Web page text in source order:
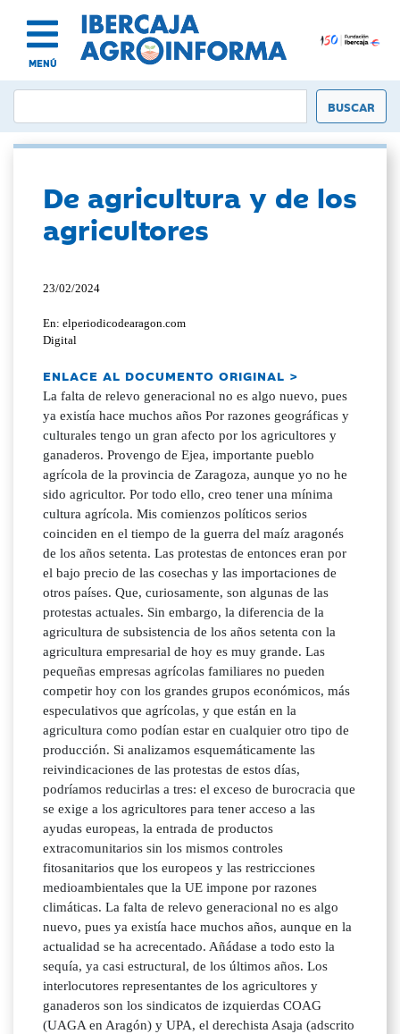
MENÚ
De agricultura y de los
agricultores
23/02/2024
En: elperiodicodearagon.com
Digital
ENLACE AL DOCUMENTO ORIGINAL >
La falta de relevo generacional no es algo nuevo, pues
ya existía hace muchos años Por razones geográficas y
culturales tengo un gran afecto por los agricultores y
ganaderos. Provengo de Ejea, importante pueblo
agrícola de la provincia de Zaragoza, aunque yo no he
sido agricultor. Por todo ello, creo tener una mínima
cultura agrícola. Mis comienzos políticos serios
coinciden en el tiempo de la guerra del maíz aragonés
de los años setenta. Las protestas de entonces eran por
el bajo precio de las cosechas y las importaciones de
otros países. Que, curiosamente, son algunas de las
protestas actuales. Sin embargo, la diferencia de la
agricultura de subsistencia de los años setenta con la
agricultura empresarial de hoy es muy grande. Las
pequeñas empresas agrícolas familiares no pueden
competir hoy con los grandes grupos económicos, más
especulativos que agrícolas, y que están en la
agricultura como podían estar en cualquier otro tipo de
producción. Si analizamos esquemáticamente las
reivindicaciones de las protestas de estos días,
podríamos reducirlas a tres: el exceso de burocracia que
se exige a los agricultores para tener acceso a las
ayudas europeas, la entrada de productos
extracomunitarios sin los mismos controles
fitosanitarios que los europeos y las restricciones
medioambientales que la UE impone por razones
climáticas. La falta de relevo generacional no es algo
nuevo, pues ya existía hace muchos años, aunque en la
actualidad se ha acrecentado. Añádase a todo esto la
sequía, ya casi estructural, de los últimos años. Los
interlocutores representantes de los agricultores y
ganaderos son los sindicatos de izquierdas COAG
(UAGA en Aragón) y UPA, el derechista Asaja (adscrito